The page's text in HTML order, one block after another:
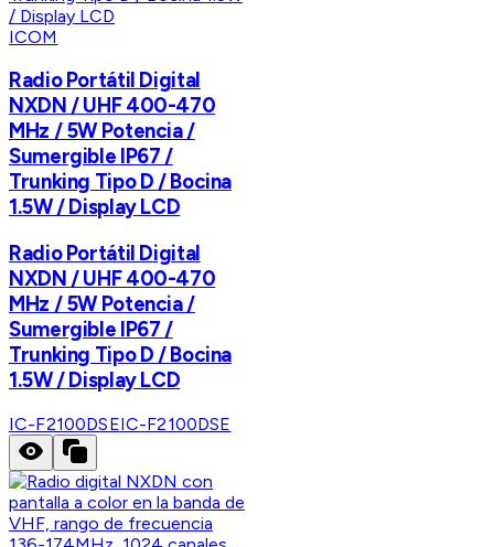
ICOM
Radio Portátil Digital
NXDN / UHF 400-470
MHz / 5W Potencia /
Sumergible IP67 /
Trunking Tipo D / Bocina
1.5W / Display LCD
Radio Portátil Digital
NXDN / UHF 400-470
MHz / 5W Potencia /
Sumergible IP67 /
Trunking Tipo D / Bocina
1.5W / Display LCD
IC-F2100DSEIC-F2100DSE